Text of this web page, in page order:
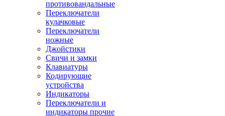
противовандальные
Переключатели
кулачковые
Переключатели
ножные
Джойстики
Свичи и замки
Клавиатуры
Кодирующие
устройства
Индикаторы
Переключатели и
индикаторы прочие